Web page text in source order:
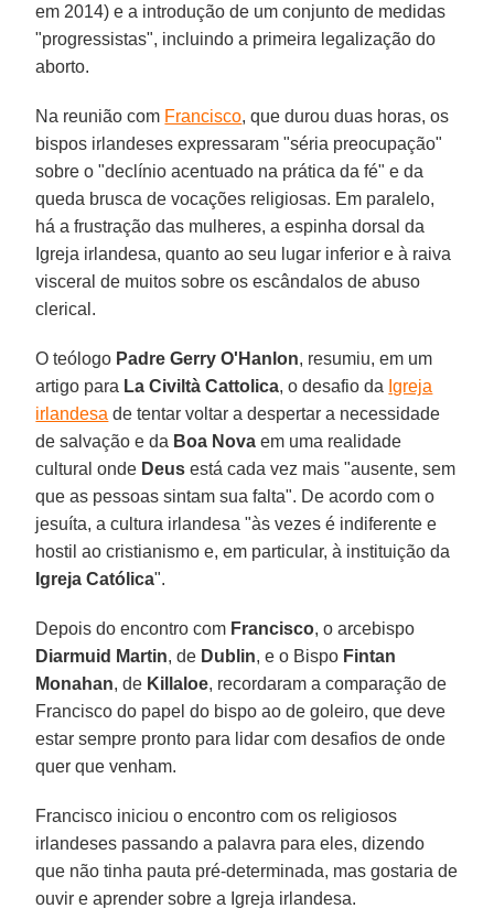
em 2014) e a introdução de um conjunto de medidas
"progressistas", incluindo a primeira legalização do
aborto.
Na reunião com Francisco, que durou duas horas, os
bispos irlandeses expressaram "séria preocupação"
sobre o "declínio acentuado na prática da fé" e da
queda brusca de vocações religiosas. Em paralelo,
há a frustração das mulheres, a espinha dorsal da
Igreja irlandesa, quanto ao seu lugar inferior e à raiva
visceral de muitos sobre os escândalos de abuso
clerical.
O teólogo Padre Gerry O'Hanlon, resumiu, em um
artigo para La Civiltà Cattolica, o desafio da Igreja
irlandesa de tentar voltar a despertar a necessidade
de salvação e da Boa Nova em uma realidade
cultural onde Deus está cada vez mais "ausente, sem
que as pessoas sintam sua falta". De acordo com o
jesuíta, a cultura irlandesa "às vezes é indiferente e
hostil ao cristianismo e, em particular, à instituição da
Igreja Católica".
Depois do encontro com Francisco, o arcebispo
Diarmuid Martin, de Dublin, e o Bispo Fintan
Monahan, de Killaloe, recordaram a comparação de
Francisco do papel do bispo ao de goleiro, que deve
estar sempre pronto para lidar com desafios de onde
quer que venham.
Francisco iniciou o encontro com os religiosos
irlandeses passando a palavra para eles, dizendo
que não tinha pauta pré-determinada, mas gostaria de
ouvir e aprender sobre a Igreja irlandesa.